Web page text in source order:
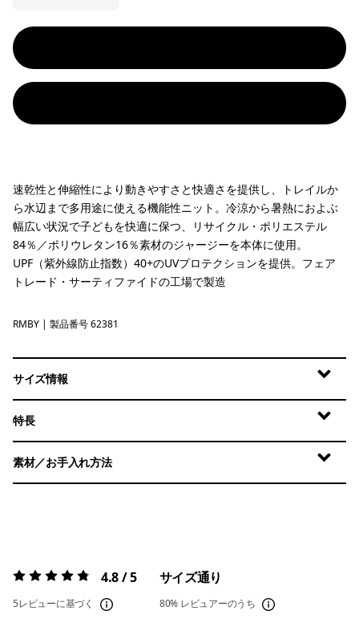
速乾性と伸縮性により動きやすさと快適さを提供し、トレイルか
ら水辺まで多用途に使える機能性ニット。冷涼から暑熱におよぶ
幅広い状況で子どもを快適に保つ、リサイクル・ポリエステル
84％／ポリウレタン16％素材のジャージーを本体に使用。
UPF（紫外線防止指数）40+のUVプロテクションを提供。フェア
トレード・サーティファイドの工場で製造
Ridge Rise Moonlight: Buttercup Yellow
RMBY | 製品番号 62381
サイズ情報
特長
素材／お手入れ方法
評価:4.8 / 5 4.8 / 5
5レビューに基づく
サイズ通り
80% レビュアーのうち